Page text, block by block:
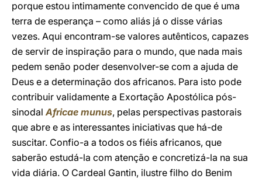
porque estou intimamente convencido de que é uma
terra de esperança – como aliás já o disse várias
vezes. Aqui encontram-se valores autênticos, capazes
de servir de inspiração para o mundo, que nada mais
pedem senão poder desenvolver-se com a ajuda de
Deus e a determinação dos africanos. Para isto pode
contribuir validamente a Exortação Apostólica pós-
sinodalAfricae munus, pelas perspectivas pastorais
que abre e as interessantes iniciativas que há-de
suscitar. Confio-a a todos os fiéis africanos, que
saberão estudá-la com atenção e concretizá-la na sua
vida diária. O Cardeal Gantin, ilustre filho do Benim